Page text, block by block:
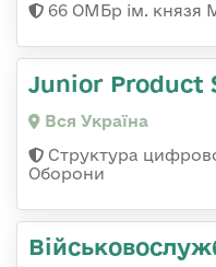
66 ОМБр ім. князя
Junior Product
Вся Україна
Структура
Оборони